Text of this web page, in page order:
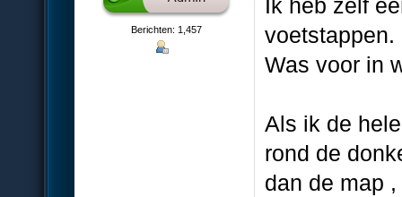
Berichten: 1,457
Ik heb zelf
voetstappen.
Was voor in
Als ik de
rond de
dan de map